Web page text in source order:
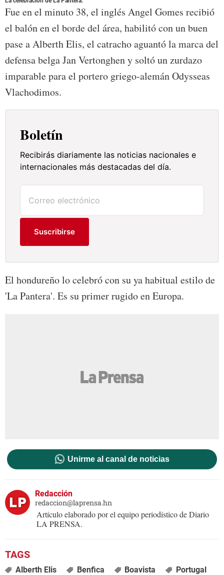
Fue en el minuto 38, el inglés Angel Gomes recibió
el balón en el borde del área, habilitó con un buen
pase a Alberth Elis, el catracho aguantó la marca del
defensa belga Jan Vertonghen y soltó un zurdazo
imparable para el portero griego-alemán Odysseas
Vlachodimos.
Boletín
Recibirás diariamente las noticias nacionales e
internacionales más destacadas del día.
Suscribirse
El hondureño lo celebró con su ya habitual estilo de
'La Pantera'. Es su primer rugido en Europa.
Unirme al canal de noticias
Redacción
redaccion@laprensa.hn
Artículo elaborado por el equipo periodístico de Diario
LA PRENSA.
Alberth Elis Benfica Boavista Portugal